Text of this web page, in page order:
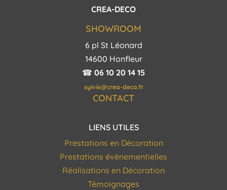
CREA-DECO
SHOWROOM
6 pl St Léonard
14600 Honfleur
☎︎ 06 10 20 14 15
sylvie@crea-deco.fr
CONTACT
LIENS UTILES
Prestations en Décoration
Prestations évènementielles
Réalisations en Décoration
Témoignages